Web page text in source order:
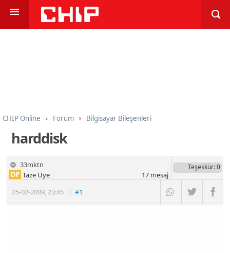
CHIP Online Forum
Bilgisayar Bileşenleri
Sabit Diskler, SSD, Flash Bellek
harddisk
33mktn
25-02-2009,23:45 |#1
OP Taze Üye
Teşekkür: 0
17mesaj